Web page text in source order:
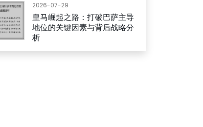
2026-07-29
皇马崛起之路：打破巴萨主导
地位的关键因素与背后战略分
析